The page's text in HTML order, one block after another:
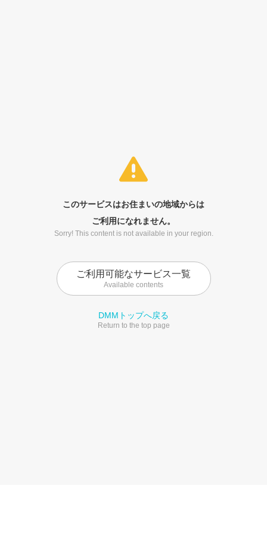
このサービスはお住まいの地域からは
ご利用になれません。
Sorry! This content is not available in your region.
ご利用可能なサービス一覧
Available contents
DMMトップへ戻る
Return to the top page